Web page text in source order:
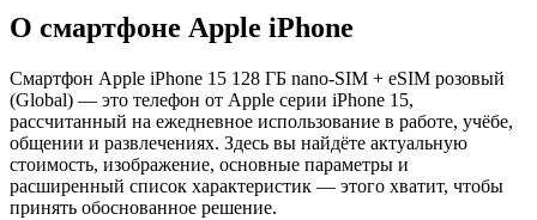
О смартфоне Apple iPhone
Смартфон Apple iPhone 15 128 ГБ nano-SIM + eSIM розовый
(Global) — это телефон от Apple серии iPhone 15,
рассчитанный на ежедневное использование в работе, учёбе,
общении и развлечениях. Здесь вы найдёте актуальную
стоимость, изображение, основные параметры и
расширенный список характеристик — этого хватит, чтобы
принять обоснованное решение.